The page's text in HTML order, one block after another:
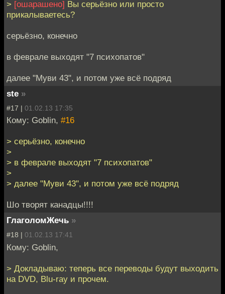
> [ошарашено] Вы серьёзно или просто
прикалываетесь?
серьёзно, конечно
в феврале выходят "7 психопатов"
далее "Муви 43", и потом уже всё подряд
ste »
#17 | 01.02.13 17:35
Кому: Goblin, #16
> серьёзно, конечно
>
> в феврале выходят "7 психопатов"
>
> далее "Муви 43", и потом уже всё подряд
Шо творят канадцы!!!!
ГлаголомЖечь »
#18 | 01.02.13 17:41
Кому: Goblin,
> Докладываю: теперь все переводы будут выходить
на DVD, Blu-ray и прочем.